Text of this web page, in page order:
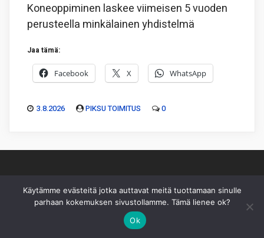
Koneoppiminen laskee viimeisen 5 vuoden
perusteella minkälainen yhdistelmä
Jaa tämä:
Facebook X WhatsApp
3.8.2026 PIKSU TOIMITUS 0
Piksu Oy|Toimitus|Käyttöehdot|Mediakortti
Sivusto ei sisällä sijoitussuosituksia eikä sisältöä pidä
Käytämme evästeitä jotka auttavat meitä tuottamaan sinulle
parhaan kokemuksen sivustollamme. Tämä lienee ok?
Ok